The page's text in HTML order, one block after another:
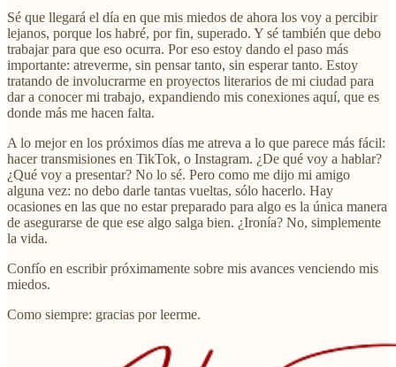
Sé que llegará el día en que mis miedos de ahora los voy a percibir
lejanos, porque los habré, por fin, superado. Y sé también que debo
trabajar para que eso ocurra. Por eso estoy dando el paso más
importante: atreverme, sin pensar tanto, sin esperar tanto. Estoy
tratando de involucrarme en proyectos literarios de mi ciudad para
dar a conocer mi trabajo, expandiendo mis conexiones aquí, que es
donde más me hacen falta.
A lo mejor en los próximos días me atreva a lo que parece más fácil:
hacer transmisiones en TikTok, o Instagram. ¿De qué voy a hablar?
¿Qué voy a presentar? No lo sé. Pero como me dijo mi amigo
alguna vez: no debo darle tantas vueltas, sólo hacerlo. Hay
ocasiones en las que no estar preparado para algo es la única manera
de asegurarse de que ese algo salga bien. ¿Ironía? No, simplemente
la vida.
Confío en escribir próximamente sobre mis avances venciendo mis
miedos.
Como siempre: gracias por leerme.